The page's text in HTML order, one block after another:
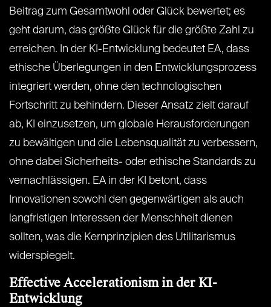
Beitrag zum Gesamtwohl oder Glück bewertet; es
geht darum, das größte Glück für die größte Zahl zu
erreichen. In der KI-Entwicklung bedeutet EA, dass
ethische Überlegungen in den Entwicklungsprozess
integriert werden, ohne den technologischen
Fortschritt zu behindern. Dieser Ansatz zielt darauf
ab, KI einzusetzen, um globale Herausforderungen
zu bewältigen und die Lebensqualität zu verbessern,
ohne dabei Sicherheits- oder ethische Standards zu
vernachlässigen. EA in der KI betont, dass
Innovationen sowohl den gegenwärtigen als auch
langfristigen Interessen der Menschheit dienen
sollten, was die Kernprinzipien des Utilitarismus
widerspiegelt.
Effective Accelerationism in derKI-
Entwicklung